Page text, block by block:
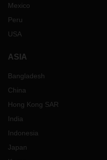
Mexico
Peru
USA
ASIA
Bangladesh
China
Hong Kong SAR
India
Indonesia
Japan